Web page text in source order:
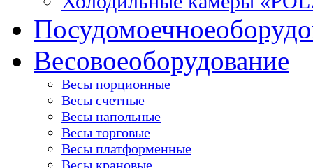
Посудомоечное
Весовоеоборудование
Весы порционные
Весы счетные
Весы напольные
Весы торговые
Весы платформенные
Весы крановые